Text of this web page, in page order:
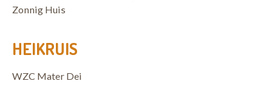
Zonnig Huis
HEIKRUIS
WZC Mater Dei